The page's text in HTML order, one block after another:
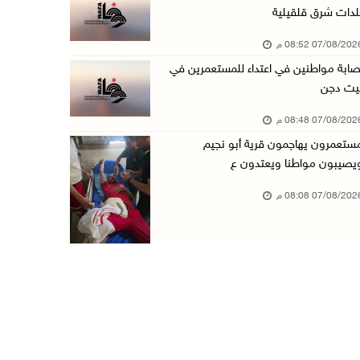
الرئاسة تدين الهجمات الصاروخية على المملكة ال ...
مستعمرون ينفذون جولات استفزازية في عدة مناطق ...
أمين عام الجامعة العربية يحذر من نهج إسرائيل ...
مستعمرون يهاجمون صهريجا للمياه في خلايل اللوز ...
شرق قلقيلية
08/2026 08:52 م
مواطنين في اعتداء للمستعمرين في
دجن
08/2026 08:48 م
يهاجمون قرية أبو نجيم
مواطنا ويعتدون ع
08/2026 08:08 م